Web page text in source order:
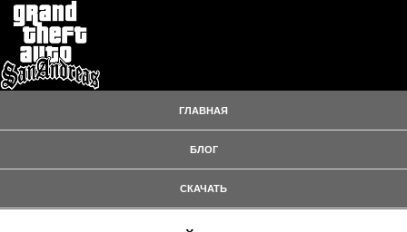
ГЛАВНАЯ
БЛОГ
СКАЧАТЬ